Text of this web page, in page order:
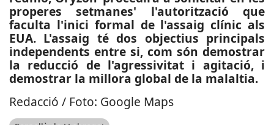
properes setmanes' l'autorització que
faculta l'inici formal de l'assaig clínic als
EUA. L'assaig té dos objectius principals
independents entre si, com són demostrar
la reducció de l'agressivitat i agitació, i
demostrar la millora global de la malaltia.
Redacció / Foto: Google Maps